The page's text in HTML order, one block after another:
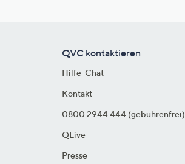
QVC kontaktieren
Hilfe-Chat
Kontakt
0800 2944 444 (gebührenfrei)
QLive
Presse